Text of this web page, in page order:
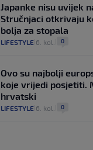
Japanke nisu uvijek
Stručnjaci otkrivaju
bolja za stopala
LIFESTYLE 6. kol. 0
Ovo su najbolji
koje vrijedi posjetiti.
hrvatski
LIFESTYLE 6. kol. 0